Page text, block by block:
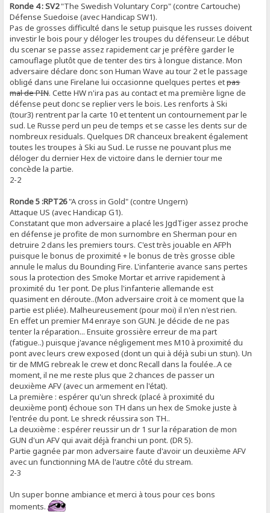
Ronde 4 : SV2"The Swedish Voluntary Corp" (contre Cartouche)
Défense Suedoise (avec Handicap SW1).
Pas de grosses difficulté dans le setup puisque les russes doivent
investir le bois pour y déloger les troupes du défenseur. Le début
du scenar se passe assez rapidement car je préfère garder le
camouflage plutôt que de tenter des tirs à longue distance. Mon
adversaire déclare donc son Human Wave au tour 2 et le passage
obligé dans une Firelane lui occasionne quelques pertes etpas
mal de PIN. Cette HW n'ira pas au contact et ma première ligne de
défense peut donc se replier vers le bois. Les renforts à Ski
(tour3) rentrent par la carte 10 et tentent un contournement par le
sud. Le Russe perd un peu de temps et se casse les dents sur de
nombreux residuals. Quelques DR chanceux breakent également
toutes les troupes à Ski au Sud. Le russe ne pouvant plus me
déloger du dernier Hex de victoire dans le dernier tour me
concède la partie.
2-2
Ronde 5 :RPT26"A cross in Gold" (contre Ungern)
Attaque US (avec Handicap G1).
Constatant que mon adversaire a placé les JgdTiger assez proche
en défense je profite de mon surnombre en Sherman pour en
detruire 2 dans les premiers tours. C'est très jouable en AFPh
puisque le bonus de proximité + le bonus de très grosse cible
annule le malus du Bounding Fire. L'infanterie avance sans pertes
sous la protection des Smoke Mortar et arrive rapidement à
proximité du 1er pont. De plus l'infanterie allemande est
quasiment en déroute..(Mon adversaire croit à ce moment que la
partie est pliée). Malheureusement (pour moi) il n'en n'est rien.
En effet un premier M4 enraye son GUN. Je décide de ne pas
tenter la réparation... Ensuite grossière erreur de ma part
(fatigue..) puisque j'avance négligement mes M10 à proximité du
pont avec leurs crew exposed (dont un qui à déjà subi un stun). Un
tir de MMG rebreak le crew et donc Recall dans la foulée..A ce
moment, il ne me reste plus que 2 chances de passer un
deuxième AFV (avec un armement en l'état).
La première : espérer qu'un shreck (placé à proximité du
deuxième pont) échoue son TH dans un hex de Smoke juste à
l'entrée du pont. Le shreck réussira son TH..
La deuxième : espérer reussir un dr 1 sur la réparation de mon
GUN d'un AFV qui avait déjà franchi un pont. (DR 5).
Partie gagnée par mon adversaire faute d'avoir un deuxième AFV
avec un functionning MA de l'autre côté du stream.
2-3
Un super bonne ambiance et merci à tous pour ces bons
moments.